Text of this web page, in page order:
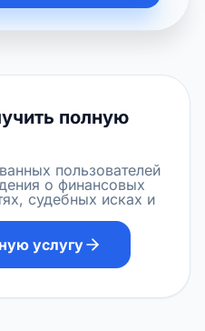
полную
пользователей
о финансовых
судебных исках и
услугу